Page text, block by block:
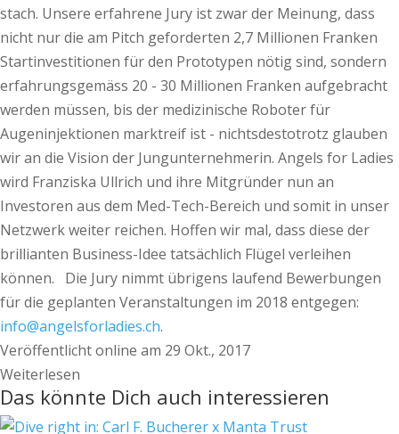
stach. Unsere erfahrene Jury ist zwar der Meinung, dass
nicht nur die am Pitch geforderten 2,7 Millionen Franken
Startinvestitionen für den Prototypen nötig sind, sondern
erfahrungsgemäss 20 - 30 Millionen Franken aufgebracht
werden müssen, bis der medizinische Roboter für
Augeninjektionen marktreif ist - nichtsdestotrotz glauben
wir an die Vision der Jungunternehmerin. Angels for Ladies
wird Franziska Ullrich und ihre Mitgründer nun an
Investoren aus dem Med-Tech-Bereich und somit in unser
Netzwerk weiter reichen. Hoffen wir mal, dass diese der
brillianten Business-Idee tatsächlich Flügel verleihen
können. Die Jury nimmt übrigens laufend Bewerbungen
für die geplanten Veranstaltungen im 2018 entgegen:
info@angelsforladies.ch.
Veröffentlicht online am 29 Okt., 2017
Weiterlesen
Das könnte Dich auch interessieren